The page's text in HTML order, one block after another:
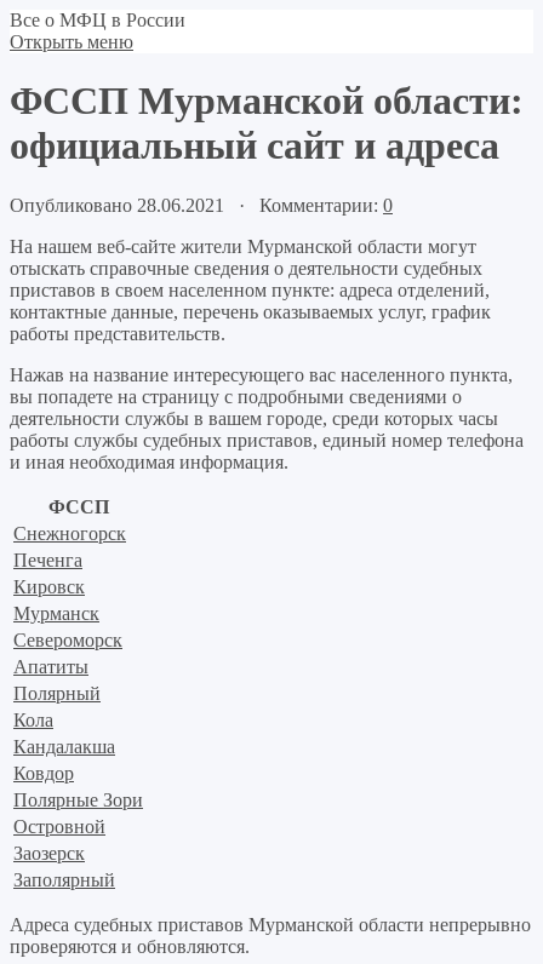
Все о МФЦ в России
Открыть меню
ФССП Мурманской области:
официальный сайт и адреса
Опубликовано 28.06.2021 · Комментарии: 0
На нашем веб-сайте жители Мурманской области могут
отыскать справочные сведения о деятельности судебных
приставов в своем населенном пункте: адреса отделений,
контактные данные, перечень оказываемых услуг, график
работы представительств.
Нажав на название интересующего вас населенного пункта,
вы попадете на страницу с подробными сведениями о
деятельности службы в вашем городе, среди которых часы
работы службы судебных приставов, единый номер телефона
и иная необходимая информация.
ФССП
Снежногорск
Печенга
Кировск
Мурманск
Североморск
Апатиты
Полярный
Кола
Кандалакша
Ковдор
Полярные Зори
Островной
Заозерск
Заполярный
Адреса судебных приставов Мурманской области непрерывно
проверяются и обновляются.